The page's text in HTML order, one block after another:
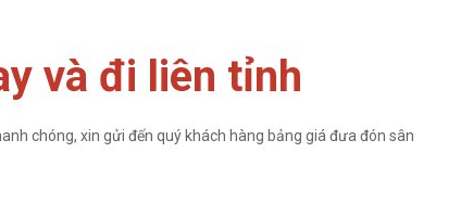
và đi liên tỉnh
chóng, xin gửi đến quý khách hàng bảng giá đưa đón sân